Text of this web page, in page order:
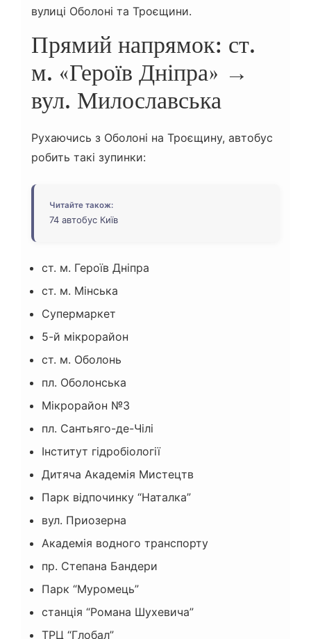
вулиці Оболоні та Троєщини.
Прямий напрямок: ст.
м. «Героїв Дніпра» →
вул. Милославська
Рухаючись з Оболоні на Троєщину, автобус
робить такі зупинки:
Читайте також:
74 автобус Київ
ст. м. Героїв Дніпра
ст. м. Мінська
Супермаркет
5-й мікрорайон
ст. м. Оболонь
пл. Оболонська
Мікрорайон №3
пл. Сантьяго-де-Чілі
Інститут гідробіології
Дитяча Академія Мистецтв
Парк відпочинку “Наталка”
вул. Приозерна
Академія водного транспорту
пр. Степана Бандери
Парк “Муромець”
станція “Романа Шухевича”
ТРЦ “Глобал”